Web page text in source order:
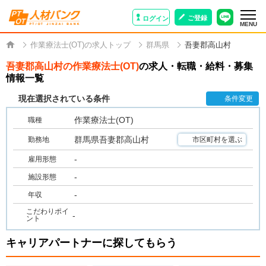
ログイン ご登録
MENU
作業療法士(OT)の求人トップ 群馬県 吾妻郡高山村
吾妻郡高山村の作業療法士(OT)の求人・転職・給料・募集
情報一覧
現在選択されている条件 条件変更
職種 作業療法士(OT)
勤務地 群馬県吾妻郡高山村 市区町村を選ぶ
雇用形態 -
施設形態 -
年収 -
こだわりポイ
ント
-
キャリアパートナーに探してもらう